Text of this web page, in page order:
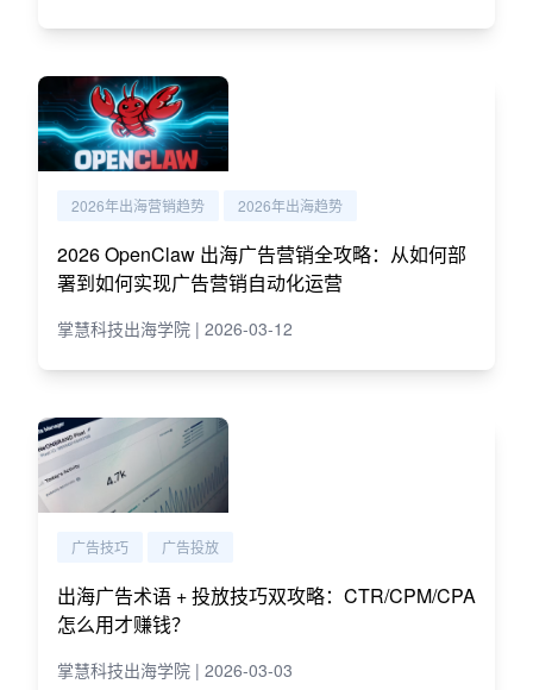
2026年出海营销趋势 2026年出海趋势
2026 OpenClaw 出海广告营销全攻略：从如何部
署到如何实现广告营销自动化运营
掌慧科技出海学院 | 2026-03-12
广告技巧 广告投放
出海广告术语 + 投放技巧双攻略：CTR/CPM/CPA
怎么用才赚钱？
掌慧科技出海学院 | 2026-03-03